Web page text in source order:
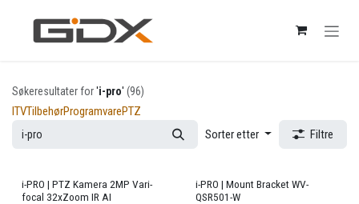
Søkeresultater for'i-pro' (96)
ITVTilbehørProgramvarePTZ
Sorter etter
Filtre
i-PRO | PTZ Kamera 2MP Vari-
focal 32xZoom IR AI
i-PRO | Mount Bracket WV-
QSR501-W